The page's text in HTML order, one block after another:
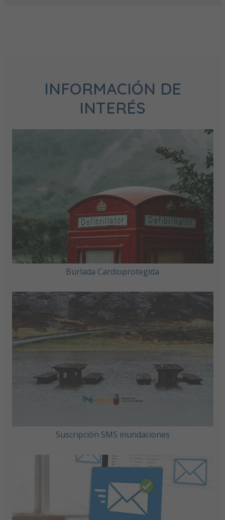
INFORMACIÓN DE
INTERÉS
Burlada Cardioprotegida
Suscripción SMS inundaciones